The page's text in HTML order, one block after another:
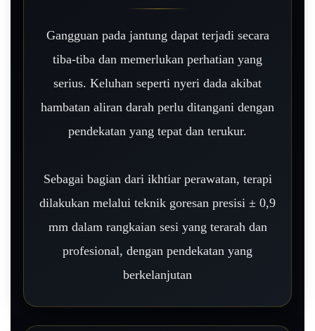
Gangguan pada jantung dapat terjadi secara
tiba-tiba dan memerlukan perhatian yang
serius. Keluhan seperti nyeri dada akibat
hambatan aliran darah perlu ditangani dengan
pendekatan yang tepat dan terukur.
Sebagai bagian dari ikhtiar perawatan, terapi
dilakukan melalui teknik goresan presisi ± 0,9
mm dalam rangkaian sesi yang terarah dan
profesional, dengan pendekatan yang
berkelanjutan